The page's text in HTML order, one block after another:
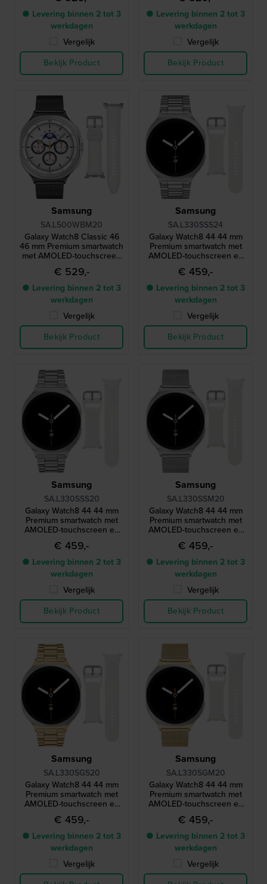
● Levering binnen 2 tot 3
werkdagen
Vergelijk
Bekijk Product
● Levering binnen 2 tot 3
werkdagen
Vergelijk
Bekijk Product
Samsung
SA.L500WBM20
Galaxy Watch8 Classic 46
46 mm Premium smartwatch
met AMOLED-touchscreen
en extra bandje
€ 529,-
● Levering binnen 2 tot 3
werkdagen
Vergelijk
Bekijk Product
Samsung
SA.L330SSS24
Galaxy Watch8 44 44 mm
Premium smartwatch met
AMOLED-touchscreen en
extra bandje
€ 459,-
● Levering binnen 2 tot 3
werkdagen
Vergelijk
Bekijk Product
Samsung
SA.L330SSS20
Galaxy Watch8 44 44 mm
Premium smartwatch met
AMOLED-touchscreen en
extra bandje
€ 459,-
● Levering binnen 2 tot 3
werkdagen
Vergelijk
Bekijk Product
Samsung
SA.L330SSM20
Galaxy Watch8 44 44 mm
Premium smartwatch met
AMOLED-touchscreen en
extra bandje
€ 459,-
● Levering binnen 2 tot 3
werkdagen
Vergelijk
Bekijk Product
Samsung
SA.L330SGS20
Galaxy Watch8 44 44 mm
Premium smartwatch met
AMOLED-touchscreen en
extra bandje
€ 459,-
● Levering binnen 2 tot 3
werkdagen
Vergelijk
Samsung
SA.L330SGM20
Galaxy Watch8 44 44 mm
Premium smartwatch met
AMOLED-touchscreen en
extra bandje
€ 459,-
● Levering binnen 2 tot 3
werkdagen
Vergelijk